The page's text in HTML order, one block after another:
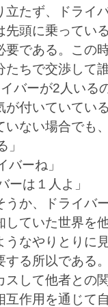
立たず、ドライ
先頭に乗ってい
要である。この
たちで交渉して
バーが2人いる
が付いていてい
いない場合でも
バーね」
ーは１人よ」
うか、ドライバ
していた世界を
うなやりとりに
する所以である
スして他者との
互作用を通じて